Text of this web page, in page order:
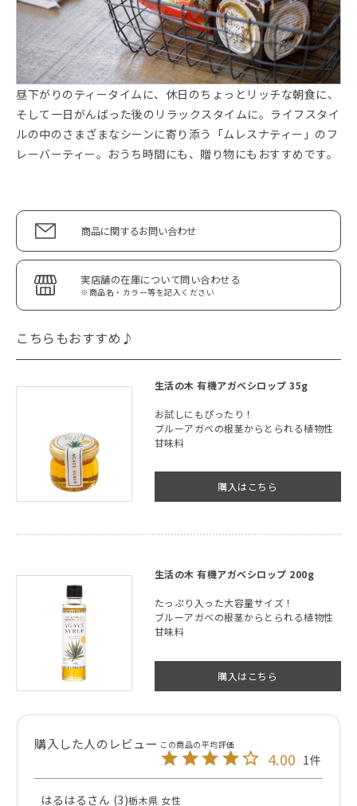
昼下がりのティータイムに、休日のちょっとリッチな朝食に、
そして一日がんばった後のリラックスタイムに。ライフスタイ
ルの中のさまざまなシーンに寄り添う「ムレスナティー」のフ
レーバーティー。おうち時間にも、贈り物にもおすすめです。
商品に関するお問い合わせ
実店舗の在庫について問い合わせる
※商品名・カラー等を記入ください
こちらもおすすめ♪
生活の木 有機アガベシロップ 35g
お試しにもぴったり！
ブルーアガベの根茎からとられる植物性
甘味料
購入はこちら
生活の木 有機アガベシロップ 200g
たっぷり入った大容量サイズ！
ブルーアガベの根茎からとられる植物性
甘味料
購入はこちら
4.00 1
はるはる 3 栃木県 女性